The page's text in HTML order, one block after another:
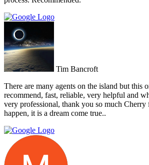
Tim Bancroft
There are many agents on the island but this
recommend, fast, reliable, very helpful and
very professional, thank you so much
happen, it is a dream come true..